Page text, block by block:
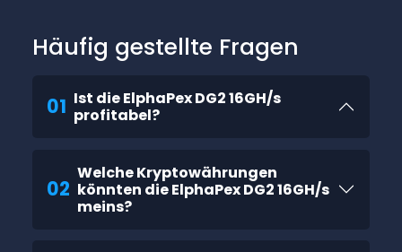
Häufig gestellte Fragen
01 Ist die ElphaPex DG2 16GH/s
profitabel?
02
Welche Kryptowährungen
könnten die ElphaPex DG2 16GH/s
meins?